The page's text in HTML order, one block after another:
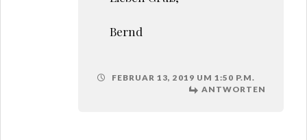
Bernd
FEBRUAR 13, 2019 UM 1:50 P.M.
ANTWORTEN